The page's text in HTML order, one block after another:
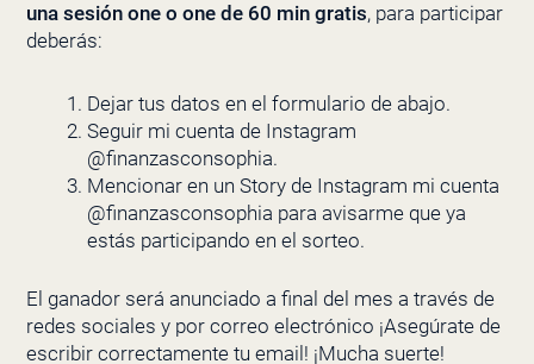
una sesión one o one de 60 min gratis, para participar
deberás:
Dejar tus datos en el formulario de abajo.
Seguir mi cuenta de Instagram
@finanzasconsophia.
Mencionar en un Story de Instagram mi cuenta
@finanzasconsophia para avisarme que ya
estás participando en el sorteo.
El ganador será anunciado a final del mes a través de
redes sociales y por correo electrónico ¡Asegúrate de
escribir correctamente tu email! ¡Mucha suerte!